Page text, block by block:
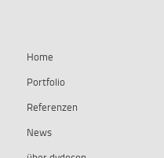
Home
Portfolio
Referenzen
News